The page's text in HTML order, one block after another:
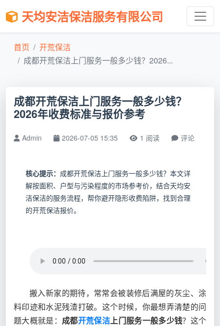
天均安洁保洁服务有限公司
首页
开荒保洁
成都开荒保洁上门服务一般多少钱？2026...
成都开荒保洁上门服务一般多少钱？
2026年收费标准与报价参考
Admin 2026-07-05 15:35 1 阅读 评论
核心提示： 成都开荒保洁上门服务一般多少钱？本文详
解按面积、户型与污染程度的市场参考价，结合天均安
洁保洁的服务流程，帮你避开隐形收费陷阱，找到合理
的开荒保洁报价。
搬入新家的期待，常常会被装修后满屋的灰尘、涂
料印迹和水泥残渣打破。这个时候，你最想弄清楚的问
题大概就是： 成都开荒保洁上门服务一般多少钱？这个